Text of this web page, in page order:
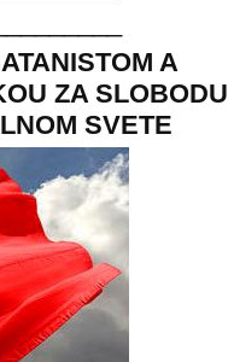
A
ZA SLOBODU
SVETE